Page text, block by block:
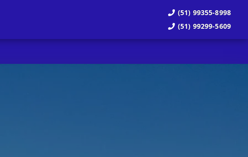
(51) 99355-8998
(51) 99299-5609